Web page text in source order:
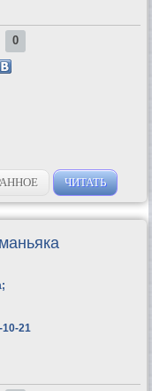
0
ЧИТАТЬ
;
10-21